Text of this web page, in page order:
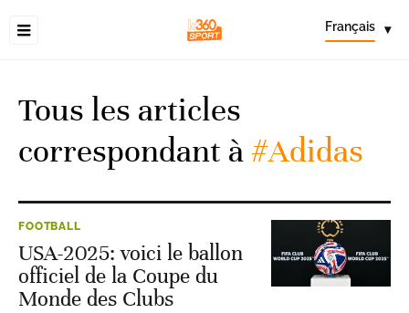
Français ▾
Tous les articles
correspondant à#Adidas
FOOTBALL
USA-2025: voici le ballon
officiel de la Coupe du
Monde des Clubs